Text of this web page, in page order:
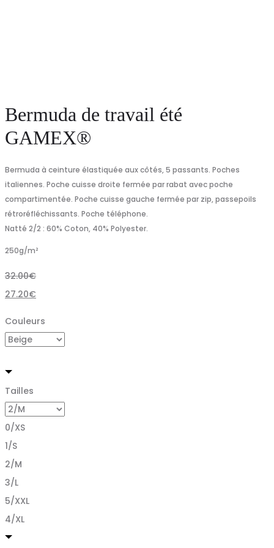
Bermuda de travail été
GAMEX®
Bermuda à ceinture élastiquée aux côtés, 5 passants. Poches
italiennes. Poche cuisse droite fermée par rabat avec poche
compartimentée. Poche cuisse gauche fermée par zip, passepoils
rétroréfléchissants. Poche téléphone.
Natté 2/2 : 60% Coton, 40% Polyester.
250g/m²
32.00€
27.20€
Couleurs
Tailles
0/XS
1/S
2/M
3/L
5/XXL
4/XL